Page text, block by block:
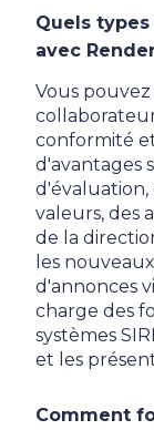
Quels
avec
Vous
conformité
d'avantages
valeurs, des
de la
les
d'annonces
charge des
systèmes
et les
Comment